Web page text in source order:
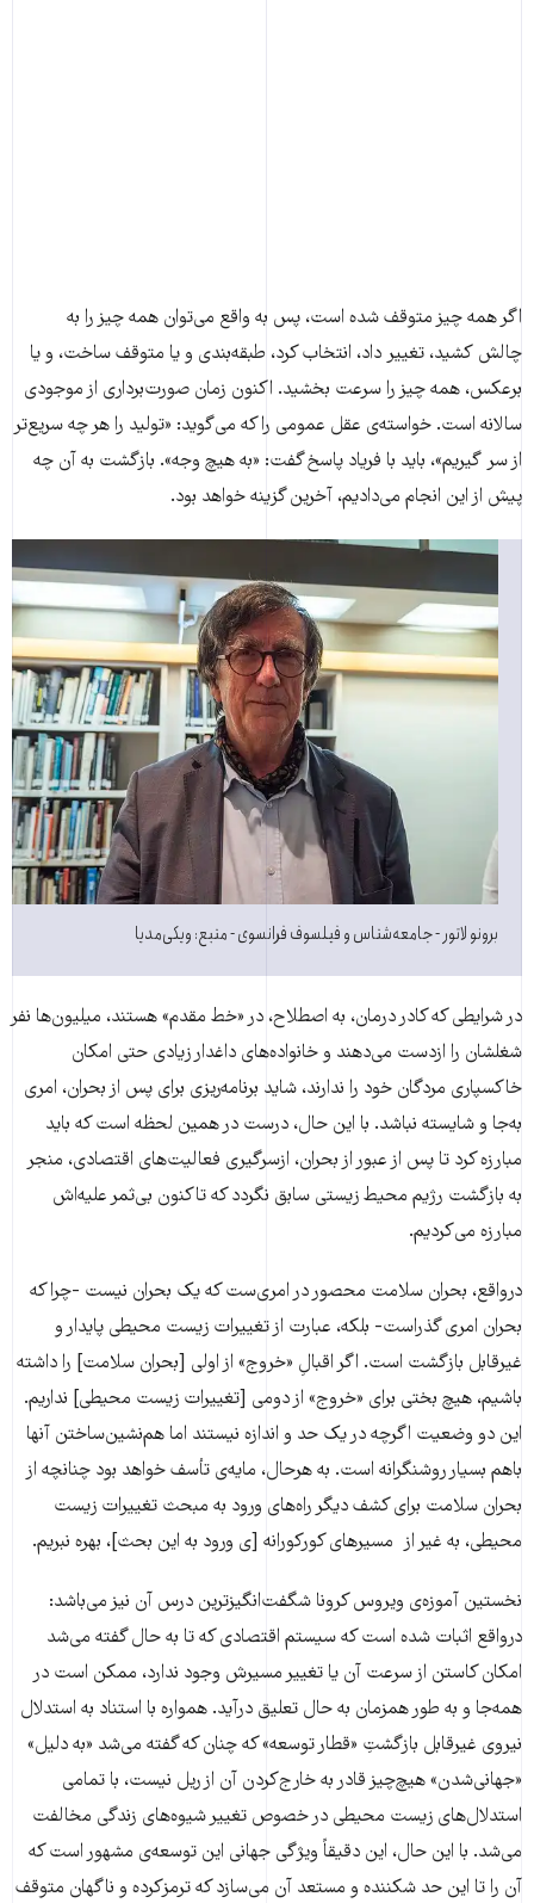
اگر همه چیز متوقف شده است، پس به واقع می‌توان همه چیز را به
چالش کشید، تغییر ‌داد، انتخاب کرد، طبقه‌بندی و یا متوقف ساخت، و یا
برعکس، همه چیز را سرعت‌ بخشید. اکنون زمان صورت‌برداری از موجودی
سالانه است. خواسته‌ی عقل عمومی را که می‌گوید: «تولید را هر چه سریع‌تر
از ‌سر ‌گیریم»، باید با فریاد پاسخ گفت: «به هیچ وجه». بازگشت به آن چه
پیش از این انجام می‌دادیم، آخرین گزینه خواهد بود.
برونو لاتور - جامعه‌شناس و فیلسوف فرانسوی - منبع: ویکی‌مدیا
در شرایطی که کادر درمان، به اصطلاح، در «خط مقدم» هستند، میلیون‌ها نفر
شغلشان را از‌دست‌ می‌دهند و خانواده‌های داغدار زیادی حتی امکان
خاکسپاری مردگان خود را ندارند، شاید برنامه‌ریزی برای پس از بحران، امری
به‌جا و شایسته نباشد. با این حال، درست در همین لحظه است که باید
مبارزه کرد تا پس از عبور از بحران، از‌سرگیری فعالیت‌های اقتصادی، منجر
به بازگشت رژیم محیط زیستی سابق نگردد که تا‌کنون بی‌ثمر علیه‌اش
مبارزه می‌کردیم.
در‌واقع، بحران سلامت محصور در امری‌ست که یک بحران نیست -چرا که
بحران امری گذراست- بلکه، عبارت از تغییرات زیست محیطی پایدار و
غیر‌قابل بازگشت است. اگر اقبالِ «خروج» از اولی [بحران سلامت] را داشته
‌باشیم، هیچ بختی برای «خروج» از دومی [تغییرات زیست محیطی] نداریم.
این دو وضعیت اگر‌چه در یک حد و اندازه نیستند اما هم‌نشین‌ساختن آنها
با‌هم بسیار روشنگرانه است. به هر‌حال، مایه‌ی تأسف خواهد بود چنانچه از
بحران سلامت برای کشف دیگر راه‌های ورود به مبحث تغییرات زیست
محیطی، به غیر ‌از مسیرهای کورکورانه [ی ورود به این بحث]، بهره نبریم.
نخستین آموزه‌ی ویروس کرونا شگفت‌انگیزترین درس آن نیز می‌باشد:
در‌واقع اثبات شده ‌است که سیستم اقتصادی که تا به حال گفته می‌شد
امکان کاستن از سرعت آن یا تغییر مسیرش وجود ندارد، ممکن است در
همه‌جا و به طور همزمان به حال تعلیق در‌آید. همواره با استناد به استدلال
نیروی غیر‌قابل بازگشتِ «قطار توسعه» که چنان که گفته می‌شد «به دلیل»
«جهانی‌شدن» هیچ‌چیز قادر به خارج‌کردن آن از ریل نیست، با تمامی
استدلال‌های زیست محیطی در خصوص تغییر شیوه‌های زندگی مخالفت
می‌شد. با این حال، این دقیقاً ویژگی جهانی این توسعه‌ی مشهور است که
آن را تا این حد شکننده و مستعد آن می‌سازد که ترمز‌کرده و ناگهان متوقف